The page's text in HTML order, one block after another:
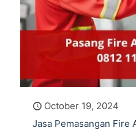
October 19, 2024
Jasa Pemasangan Fire